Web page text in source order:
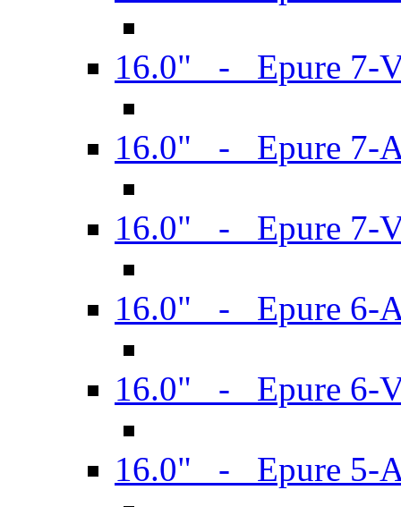
16.0" - Epure 7-
16.0" - Epure 7-
16.0" - Epure 7-
16.0" - Epure 6-
16.0" - Epure 6-
16.0" - Epure 5-